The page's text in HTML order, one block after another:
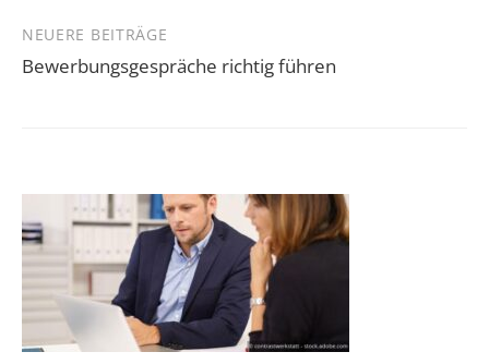
NEUERE BEITRÄGE
Bewerbungsgespräche richtig führen